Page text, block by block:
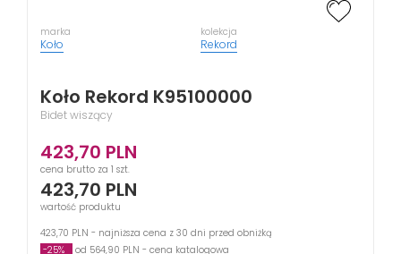
marka
Koło
kolekcja
Rekord
Koło Rekord K95100000
Bidet wiszący
423,70 PLN
cena brutto za 1 szt.
423,70 PLN
wartość produktu
423,70 PLN - najniższa cena z 30 dni przed obniżką
-25%
od 564,90 PLN - cena katalogowa